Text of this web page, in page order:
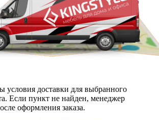
условия доставки для выбранного
Если пункт не найден, менеджер
оформления заказа.